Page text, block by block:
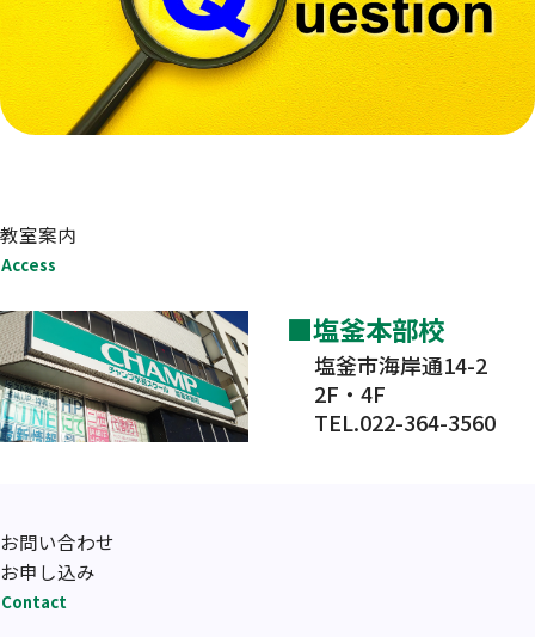
教室案内
Access
塩釜本部校
塩釜市海岸通14-2
2F・4F
TEL.022-364-3560
お問い合わせ
お申し込み
Contact